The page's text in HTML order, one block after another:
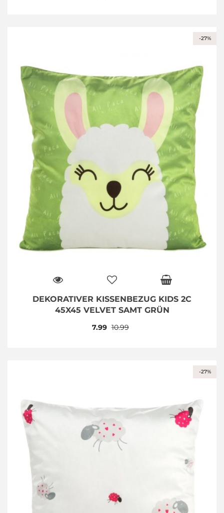
DEKORATIVER KISSENBEZUG KIDS 2C
45X45 VELVET SAMT GRÜN
10.99
-27%
7.99
-27%